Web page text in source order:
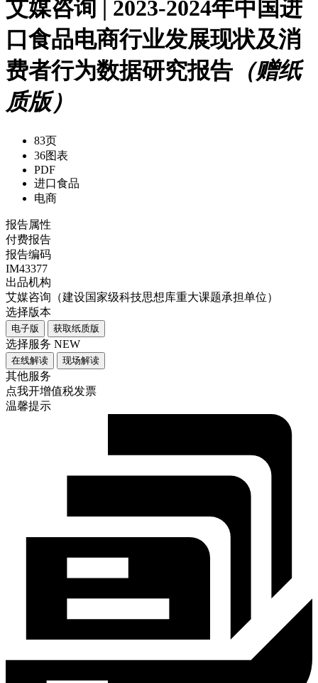
艾媒咨询 | 2023-2024年中国进
口食品电商行业发展现状及消
费者行为数据研究报告 （赠纸
质版）
83页
36图表
PDF
进口食品
电商
报告属性
付费报告
报告编码
IM43377
出品机构
艾媒咨询（建设国家级科技思想库重大课题承担单位）
选择版本
电子版 获取纸质版
选择服务 NEW
在线解读 现场解读
其他服务
点我开增值税发票
温馨提示